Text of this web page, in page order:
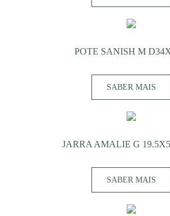
POTE SANISH M
SABER MAIS
JARRA AMALIE G
SABER MAIS